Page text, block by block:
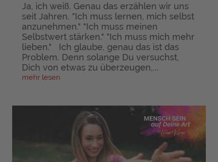
Ja, ich weiß. Genau das erzählen wir uns
seit Jahren. "Ich muss lernen, mich selbst
anzunehmen." "Ich muss meinen
Selbstwert stärken." "Ich muss mich mehr
lieben." Ich glaube, genau das ist das
Problem. Denn solange Du versuchst,
Dich von etwas zu überzeugen,...
mehr lesen